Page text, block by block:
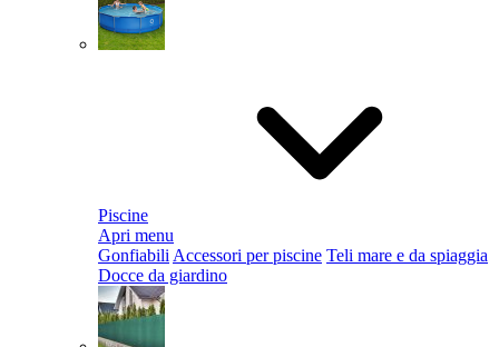
Piscine
Apri menu
Gonfiabili Accessori per piscine Teli mare e da spiaggia
Docce da giardino